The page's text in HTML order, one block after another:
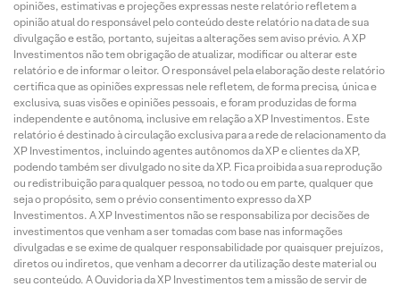
opiniões, estimativas e projeções expressas neste relatório refletem a
opinião atual do responsável pelo conteúdo deste relatório na data de sua
divulgação e estão, portanto, sujeitas a alterações sem aviso prévio. A XP
Investimentos não tem obrigação de atualizar, modificar ou alterar este
relatório e de informar o leitor. O responsável pela elaboração deste relatório
certifica que as opiniões expressas nele refletem, de forma precisa, única e
exclusiva, suas visões e opiniões pessoais, e foram produzidas de forma
independente e autônoma, inclusive em relação a XP Investimentos. Este
relatório é destinado à circulação exclusiva para a rede de relacionamento da
XP Investimentos, incluindo agentes autônomos da XP e clientes da XP,
podendo também ser divulgado no site da XP. Fica proibida a sua reprodução
ou redistribuição para qualquer pessoa, no todo ou em parte, qualquer que
seja o propósito, sem o prévio consentimento expresso da XP
Investimentos. A XP Investimentos não se responsabiliza por decisões de
investimentos que venham a ser tomadas com base nas informações
divulgadas e se exime de qualquer responsabilidade por quaisquer prejuízos,
diretos ou indiretos, que venham a decorrer da utilização deste material ou
seu conteúdo. A Ouvidoria da XP Investimentos tem a missão de servir de